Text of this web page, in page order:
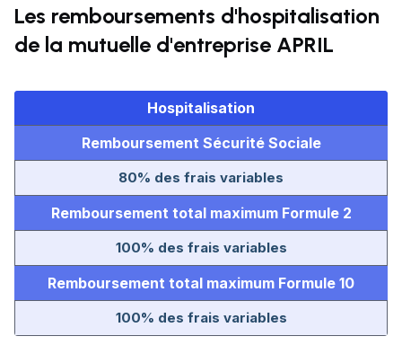
Les remboursements d'hospitalisation
de la mutuelle d'entreprise APRIL
Hospitalisation
Remboursement Sécurité Sociale
80% des frais variables
Remboursement total maximum Formule 2
100% des frais variables
Remboursement total maximum Formule 10
100% des frais variables